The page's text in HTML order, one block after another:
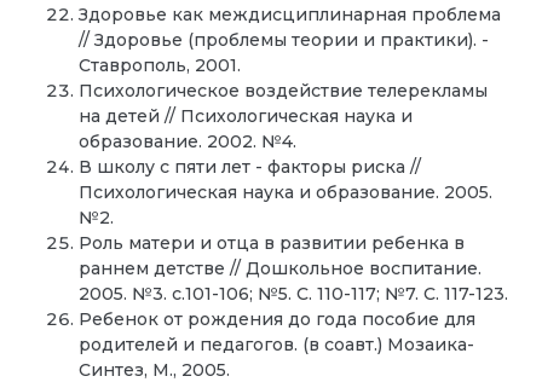
Здоровье как междисциплинарная проблема
// Здоровье (проблемы теории и практики). -
Ставрополь, 2001.
Психологическое воздействие телерекламы
на детей // Психологическая наука и
образование. 2002. №4.
В школу с пяти лет - факторы риска //
Психологическая наука и образование. 2005.
№2.
Роль матери и отца в развитии ребенка в
раннем детстве // Дошкольное воспитание.
2005. №3. с.101-106; №5. С. 110-117; №7. С. 117-123.
Ребенок от рождения до года пособие для
родителей и педагогов. (в соавт.) Мозаика-
Синтез, М., 2005.